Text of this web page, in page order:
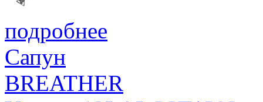
подробнее
Сапун
BREATHER